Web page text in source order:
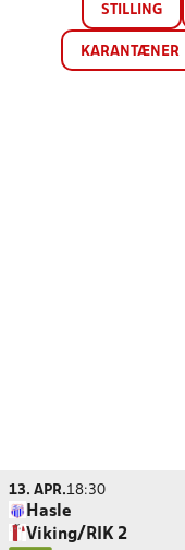
STILLING
KARANTÆNER
13. APR.18:30
Hasle
Viking/RIK 2